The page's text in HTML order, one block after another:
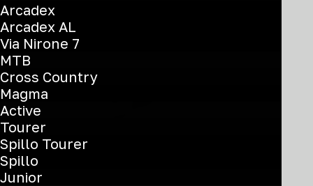
Arcadex
Arcadex AL
Via Nirone 7
MTB
Cross Country
Magma
Active
Tourer
Spillo Tourer
Spillo
Junior
Questo